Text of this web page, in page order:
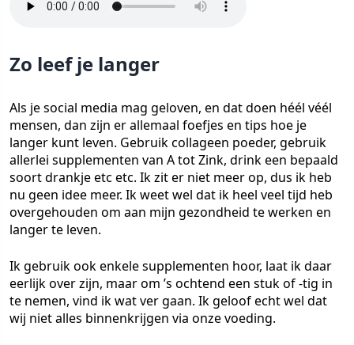
Zo leef je langer
Als je social media mag geloven, en dat doen héél véél
mensen, dan zijn er allemaal foefjes en tips hoe je
langer kunt leven. Gebruik collageen poeder, gebruik
allerlei supplementen van A tot Zink, drink een bepaald
soort drankje etc etc. Ik zit er niet meer op, dus ik heb
nu geen idee meer. Ik weet wel dat ik heel veel tijd heb
overgehouden om aan mijn gezondheid te werken en
langer te leven.
Ik gebruik ook enkele supplementen hoor, laat ik daar
eerlijk over zijn, maar om ’s ochtend een stuk of -tig in
te nemen, vind ik wat ver gaan. Ik geloof echt wel dat
wij niet alles binnenkrijgen via onze voeding.